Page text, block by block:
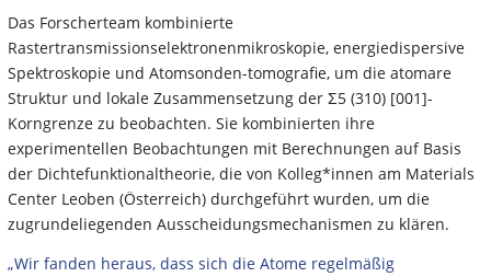
Das Forscherteam kombinierte
Rastertransmissionselektronenmikroskopie, energiedispersive
Spektroskopie und Atomsonden-tomografie, um die atomare
Struktur und lokale Zusammensetzung der Σ5 (310) [001]-
Korngrenze zu beobachten. Sie kombinierten ihre
experimentellen Beobachtungen mit Berechnungen auf Basis
der Dichtefunktionaltheorie, die von Kolleg*innen am Materials
Center Leoben (Österreich) durchgeführt wurden, um die
zugrundeliegenden Ausscheidungsmechanismen zu klären.
„Wir fanden heraus, dass sich die Atome regelmäßig